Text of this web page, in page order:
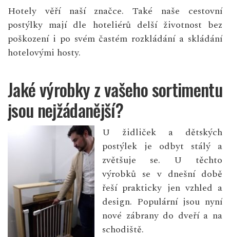
Hotely věří naší značce. Také naše cestovní
postýlky mají dle hoteliérů delší životnost bez
poškození i po svém častém rozkládání a skládání
hotelovými hosty.
Jaké výrobky z vašeho sortimentu
jsou nejžádanější?
U židliček a dětských
postýlek je odbyt stálý a
zvětšuje se. U těchto
výrobků se v dnešní době
řeší prakticky jen vzhled a
design. Populární jsou nyní
nové zábrany do dveří a na
schodiště.